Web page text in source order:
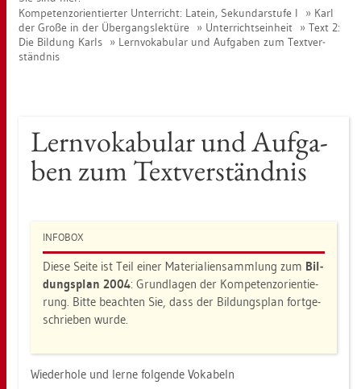
Kom­pe­tenz­ori­en­tier­ter Un­ter­richt: La­tein, Se­kun­dar­stu­fe I
Karl
der Große in der Über­gangs­lek­tü­re
Un­ter­richts­ein­heit
Text 2:
Die Bil­dung Karls
Lern­vo­ka­bu­lar und Auf­ga­ben zum Text­ver­
ständ­nis
Lern­vo­ka­bu­lar und Auf­ga­
ben zum Text­ver­ständ­nis
IN­FO­BOX
Diese Seite ist Teil einer Ma­te­ria­li­en­samm­lung zum Bil­
dungs­plan 2004: Grund­la­gen der Kom­pe­tenz­ori­en­tie­
rung. Bitte be­ach­ten Sie, dass der Bil­dungs­plan fort­ge­
schrie­ben wurde.
Wie­der­ho­le und lerne fol­gen­de Vo­ka­beln